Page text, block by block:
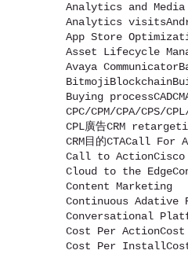
Analytics and
Analytics visits
App Store
Asset Lifecycle
Avaya Communicator
BitmojiBlockchain
Buying processCAD
CPC/CPM/CPA/CPS/
CPL廣告CRM
CRM目的CTACall For
Call to Action
Cloud to the Edge
Content Marketing
Continuous Adative
Conversational
Cost Per Action
Cost Per Install